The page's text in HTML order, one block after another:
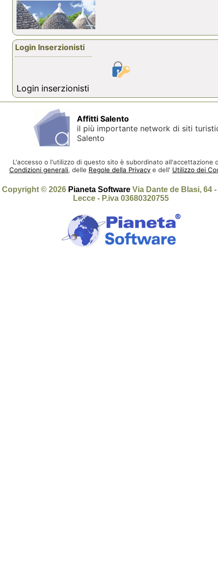
Login Inserzionisti
Login inserzionisti
Affitti Salento
il più importante network di siti
Salento
L'accesso o l'utilizzo di questo sito è subordinato all'accettazione
Condizioni generali, delle Regole della Privacy e dell' Utilizzo dei
Copyright © 2026 Pianeta SoftwareVia Dante de Blasi, 64 -
Lecce - P.iva 03680320755